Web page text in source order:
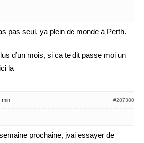
pas seul, ya plein de monde à Perth.
d’un mois, si ca te dit passe moi un
la
min #287380
prochaine, jvai essayer de